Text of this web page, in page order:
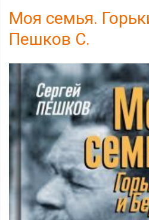
Моя семья.
Пешков С.